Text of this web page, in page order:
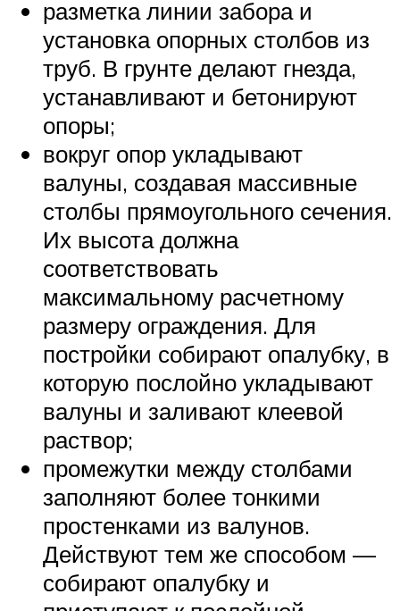
разметка линии забора и
установка опорных столбов из
труб. В грунте делают гнезда,
устанавливают и бетонируют
опоры;
вокруг опор укладывают
валуны, создавая массивные
столбы прямоугольного сечения.
Их высота должна
соответствовать
максимальному расчетному
размеру ограждения. Для
постройки собирают опалубку, в
которую послойно укладывают
валуны и заливают клеевой
раствор;
промежутки между столбами
заполняют более тонкими
простенками из валунов.
Действуют тем же способом —
собирают опалубку и